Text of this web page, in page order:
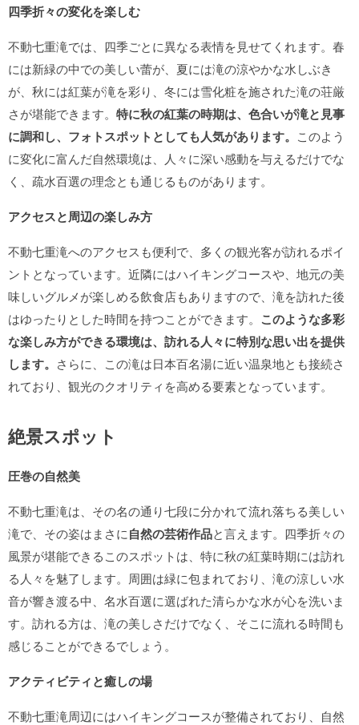
四季折々の変化を楽しむ
不動七重滝では、四季ごとに異なる表情を見せてくれます。春
には新緑の中での美しい蕾が、夏には滝の涼やかな水しぶき
が、秋には紅葉が滝を彩り、冬には雪化粧を施された滝の荘厳
さが堪能できます。 特に秋の紅葉の時期は、色合いが滝と見事
に調和し、フォトスポットとしても人気があります。 このよう
に変化に富んだ自然環境は、人々に深い感動を与えるだけでな
く、疏水百選の理念とも通じるものがあります。
アクセスと周辺の楽しみ方
不動七重滝へのアクセスも便利で、多くの観光客が訪れるポイ
ントとなっています。近隣にはハイキングコースや、地元の美
味しいグルメが楽しめる飲食店もありますので、滝を訪れた後
はゆったりとした時間を持つことができます。 このような多彩
な楽しみ方ができる環境は、訪れる人々に特別な思い出を提供
します。 さらに、この滝は日本百名湯に近い温泉地とも接続さ
れており、観光のクオリティを高める要素となっています。
絶景スポット
圧巻の自然美
不動七重滝は、その名の通り七段に分かれて流れ落ちる美しい
滝で、その姿はまさに自然の芸術作品と言えます。四季折々の
風景が堪能できるこのスポットは、特に秋の紅葉時期には訪れ
る人々を魅了します。周囲は緑に包まれており、滝の涼しい水
音が響き渡る中、名水百選に選ばれた清らかな水が心を洗いま
す。訪れる方は、滝の美しさだけでなく、そこに流れる時間も
感じることができるでしょう。
アクティビティと癒しの場
不動七重滝周辺にはハイキングコースが整備されており、自然